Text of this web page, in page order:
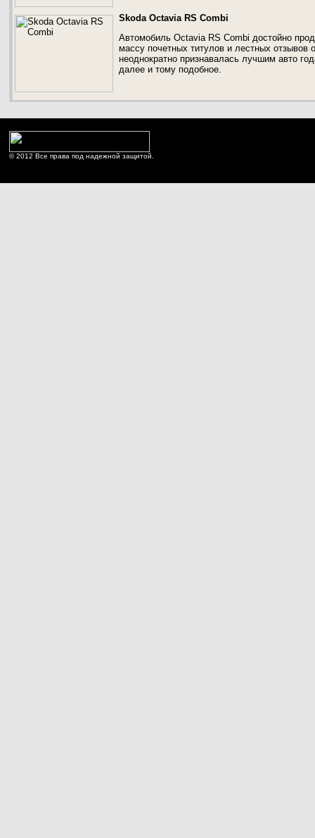
Skoda Octavia RS Combi
Автомобиль Octavia RS Combi достойно
массу почетных титулов и лестных отзывов
неоднократно признавалась лучшим авто
далее и тому подобное.
© 2012 Все права под надежной защитой.